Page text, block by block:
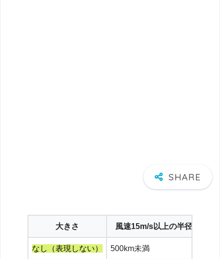
大きさ 風速15m/s以上の半径
なし（表現しない） 500km未満